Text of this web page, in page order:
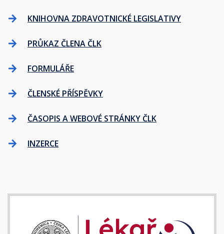
KNIHOVNA ZDRAVOTNICKÉ LEGISLATIVY
PRŮKAZ ČLENA ČLK
FORMULÁŘE
ČLENSKÉ PŘÍSPĚVKY
ČASOPIS A WEBOVÉ STRÁNKY ČLK
INZERCE